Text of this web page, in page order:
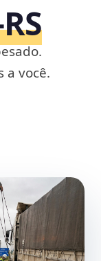
a você.